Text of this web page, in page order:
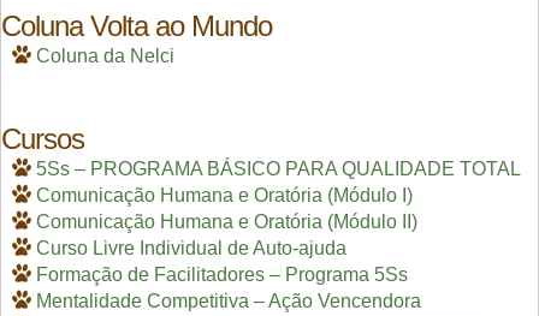
Coluna Volta ao Mundo
Coluna da Nelci
Cursos
5Ss – PROGRAMA BÁSICO PARA QUALIDADE TOTAL
Comunicação Humana e Oratória (Módulo I)
Comunicação Humana e Oratória (Módulo II)
Curso Livre Individual de Auto-ajuda
Formação de Facilitadores – Programa 5Ss
Mentalidade Competitiva – Ação Vencendora